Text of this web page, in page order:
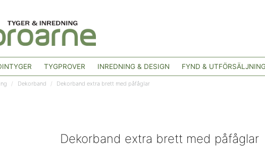
TYGPROVER INREDNING & DESIGN FYND &
Dekorband Dekorband extra brett med påfåglar
Dekorband extra brett med påfåglar